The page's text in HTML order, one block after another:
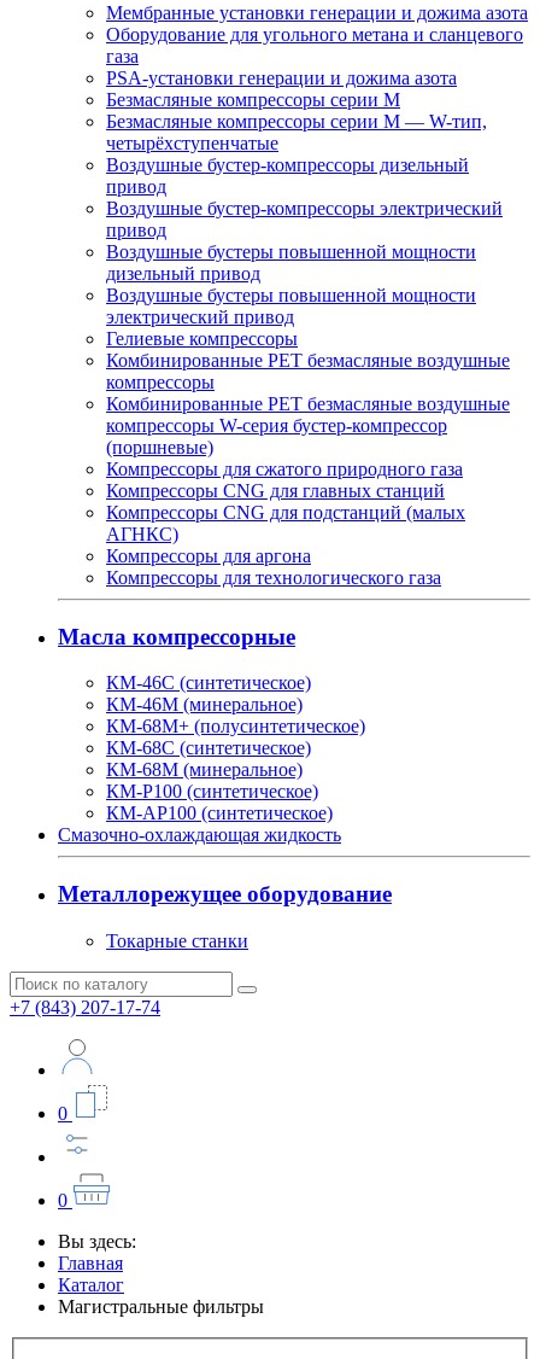
Мембранные установки генерации и дожима азота
Оборудование для угольного метана и сланцевого
газа
PSA-установки генерации и дожима азота
Безмасляные компрессоры серии M
Безмасляные компрессоры серии M — W-тип,
четырёхступенчатые
Воздушные бустер-компрессоры дизельный
привод
Воздушные бустер-компрессоры электрический
привод
Воздушные бустеры повышенной мощности
дизельный привод
Воздушные бустеры повышенной мощности
электрический привод
Гелиевые компрессоры
Комбинированные PET безмасляные воздушные
компрессоры
Комбинированные PET безмасляные воздушные
компрессоры W-серия бустер-компрессор
(поршневые)
Компрессоры для сжатого природного газа
Компрессоры CNG для главных станций
Компрессоры CNG для подстанций (малых
АГНКС)
Компрессоры для аргона
Компрессоры для технологического газа
Масла компрессорные
КМ-46С (синтетическое)
КМ-46М (минеральное)
КМ-68М+ (полусинтетическое)
КМ-68С (синтетическое)
КМ-68М (минеральное)
КМ-Р100 (синтетическое)
КМ-АР100 (синтетическое)
Смазочно-охлаждающая жидкость
Металлорежущее оборудование
Токарные станки
+7 (843) 207-17-74
0
0
Вы здесь:
Главная
Каталог
Магистральные фильтры